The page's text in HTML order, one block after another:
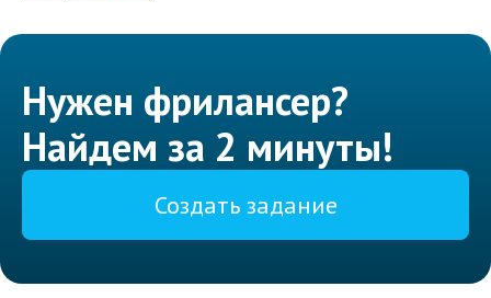
Нужен фрилансер?
Найдем за 2 минуты!
Создать задание